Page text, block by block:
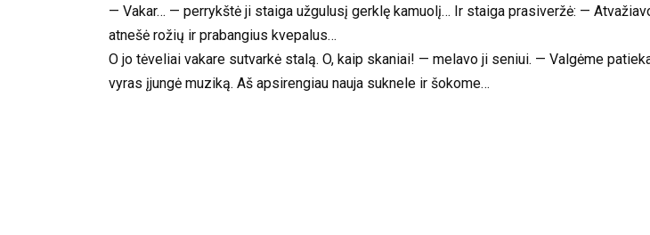
— Vakar… — perrykštė ji staiga užgulusį gerklę kamuolį… Ir staiga prasiveržė: —
atnešė rožių ir prabangius kvepalus…
O jo tėveliai vakare sutvarkė stalą. O, kaip skaniai! — melavo ji seniui. — Valgėme
vyras įjungė muziką. Aš apsirengiau nauja suknele ir šokome…